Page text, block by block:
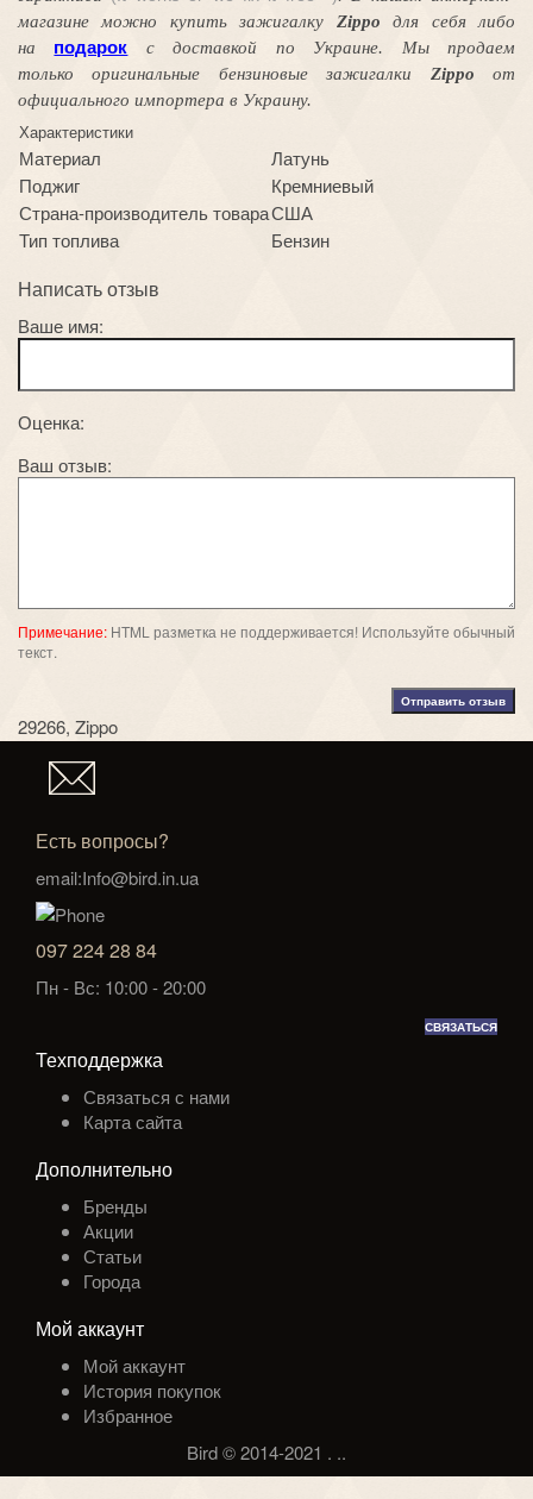
магазине можно купить зажигалку Zippo для себя либо
на подарок с доставкой по Украине. Мы продаем
только оригинальные бензиновые зажигалки Zippo от
официального импортера в Украину.
Характеристики
Материал
Латунь
Поджиг
Кремниевый
Страна-производитель товараСША
Тип топлива
Бензин
Написать отзыв
Ваше имя:
Оценка:
Ваш отзыв:
Примечание: HTML разметка не поддерживается! Используйте обычный
текст.
Отправить отзыв
29266, Zippo
Есть вопросы?
email:Info@bird.in.ua
097 224 28 84
Пн - Вс: 10:00 - 20:00
СВЯЗАТЬСЯ
Техподдержка
Связаться с нами
Карта сайта
Дополнительно
Бренды
Акции
Статьи
Города
Мой аккаунт
Мой аккаунт
История покупок
Избранное
Bird © 2014-2021 . ..